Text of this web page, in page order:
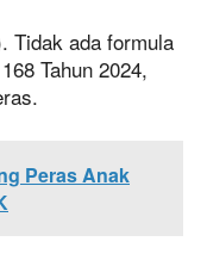
Tidak ada formula
Tahun 2024,
Peras Anak